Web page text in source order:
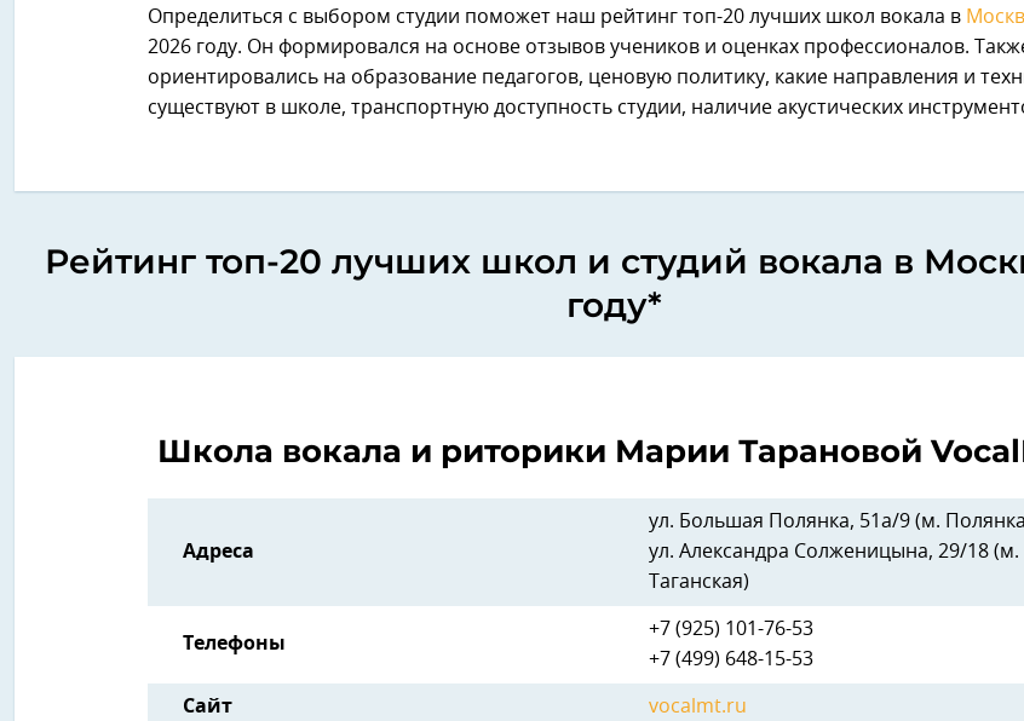
Определиться с выбором студии поможет наш рейтинг топ-20 лучших школ вокала в
2026 году. Он формировался на основе отзывов учеников и оценках профессионалов.
ориентировались на образование педагогов, ценовую политику, какие направления и
существуют в школе, транспортную доступность студии, наличие акустических
Рейтинг топ-20 лучших школ и студий вокала в
году*
Школа вокала и риторики Марии Тарановой
Адреса
ул. Большая Полянка, 51а/9 (м.
ул. Александра Солженицына, 29/18 (м.
Таганская)
Телефоны
+7 (925) 101-76-53
+7 (499) 648-15-53
Сайт vocalmt.ru